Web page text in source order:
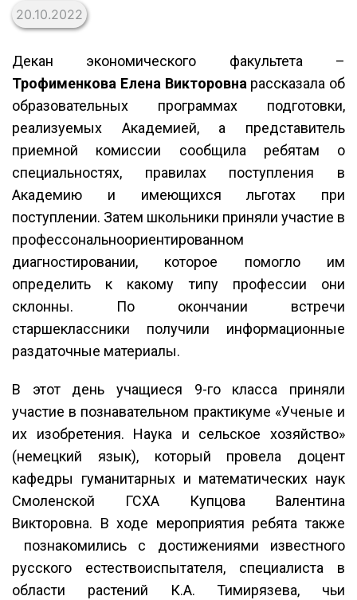
20.10.2022
Декан экономического факультета –
Трофименкова Елена Викторовна рассказала об
образовательных программах подготовки,
реализуемых Академией, а представитель
приемной комиссии сообщила ребятам о
специальностях, правилах поступления в
Академию и имеющихся льготах при
поступлении. Затем школьники приняли участие в
профессональноориентированном
диагностировании, которое помогло им
определить к какому типу профессии они
склонны. По окончании встречи
старшеклассники получили информационные
раздаточные материалы.
В этот день учащиеся 9-го класса приняли
участие в познавательном практикуме «Ученые и
их изобретения. Наука и сельское хозяйство»
(немецкий язык), который провела доцент
кафедры гуманитарных и математических наук
Смоленской ГСХА Купцова Валентина
Викторовна. В ходе мероприятия ребята также
познакомились с достижениями известного
русского естествоиспытателя, специалиста в
области растений К.А. Тимирязева, чьи